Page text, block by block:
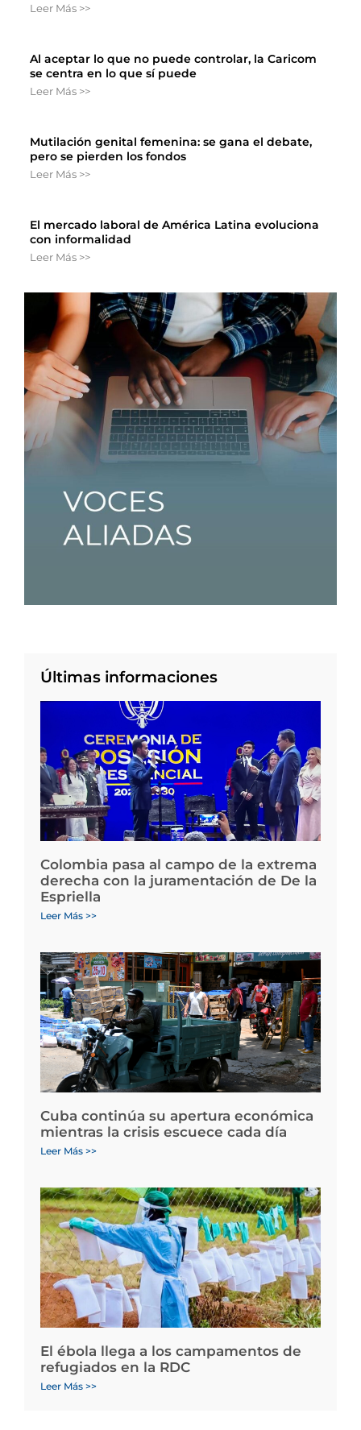
Leer Más >>
Al aceptar lo que no puede controlar, la Caricom
se centra en lo que sí puede
Leer Más >>
Mutilación genital femenina: se gana el debate,
pero se pierden los fondos
Leer Más >>
El mercado laboral de América Latina evoluciona
con informalidad
Leer Más >>
Últimas informaciones
Colombia pasa al campo de la extrema
derecha con la juramentación de De la
Espriella
Leer Más >>
Cuba continúa su apertura económica
mientras la crisis escuece cada día
Leer Más >>
El ébola llega a los campamentos de
refugiados en la RDC
Leer Más >>